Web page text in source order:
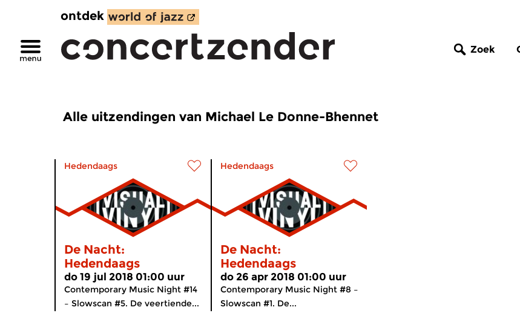
ontdek
Zoek
Alle uitzendingen van Michael Le Donne-Bhennet
Hedendaags
De Nacht:
Hedendaags
do 19 jul 2018 01:00 uur
Contemporary Music Night #14
– Slowscan #5. De veertiende...
Hedendaags
De Nacht:
Hedendaags
do 26 apr 2018 01:00 uur
Contemporary Music Night #8 –
Slowscan #1. De...